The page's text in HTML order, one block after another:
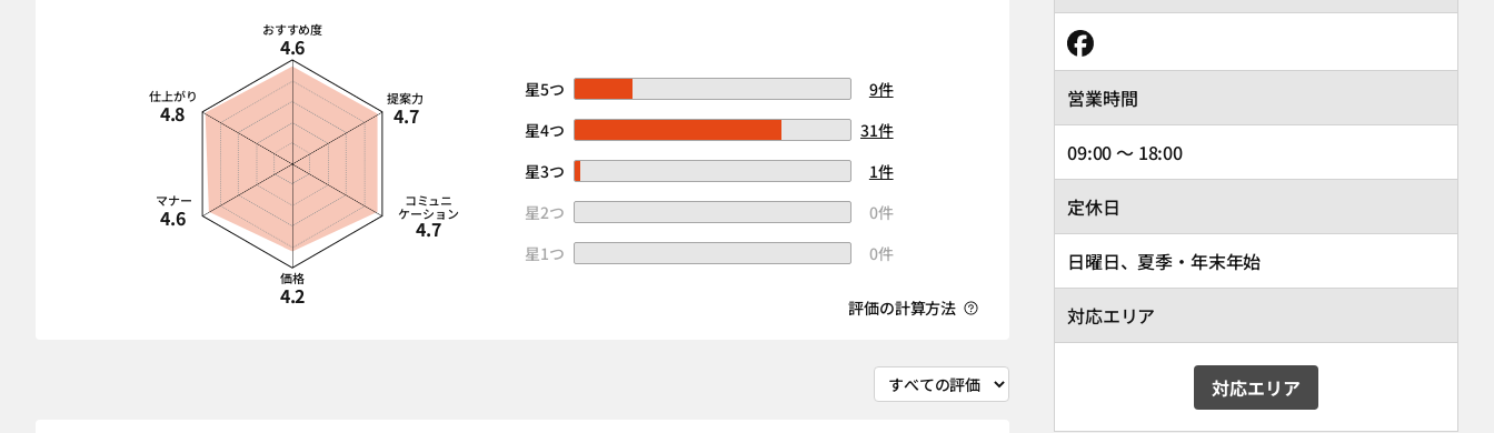
おすすめ度
4.6
提案力
4.7
コミュニ
ケーション
4.7
価格
4.2
マナー
4.6
仕上がり
4.8
星5つ
9件
星4つ
31件
星3つ
1件
星2つ
0件
星1つ
0件
評価の計算方法
営業時間
09:00 ～ 18:00
定休日
日曜日、夏季・年末年始
対応エリア
対応エリア